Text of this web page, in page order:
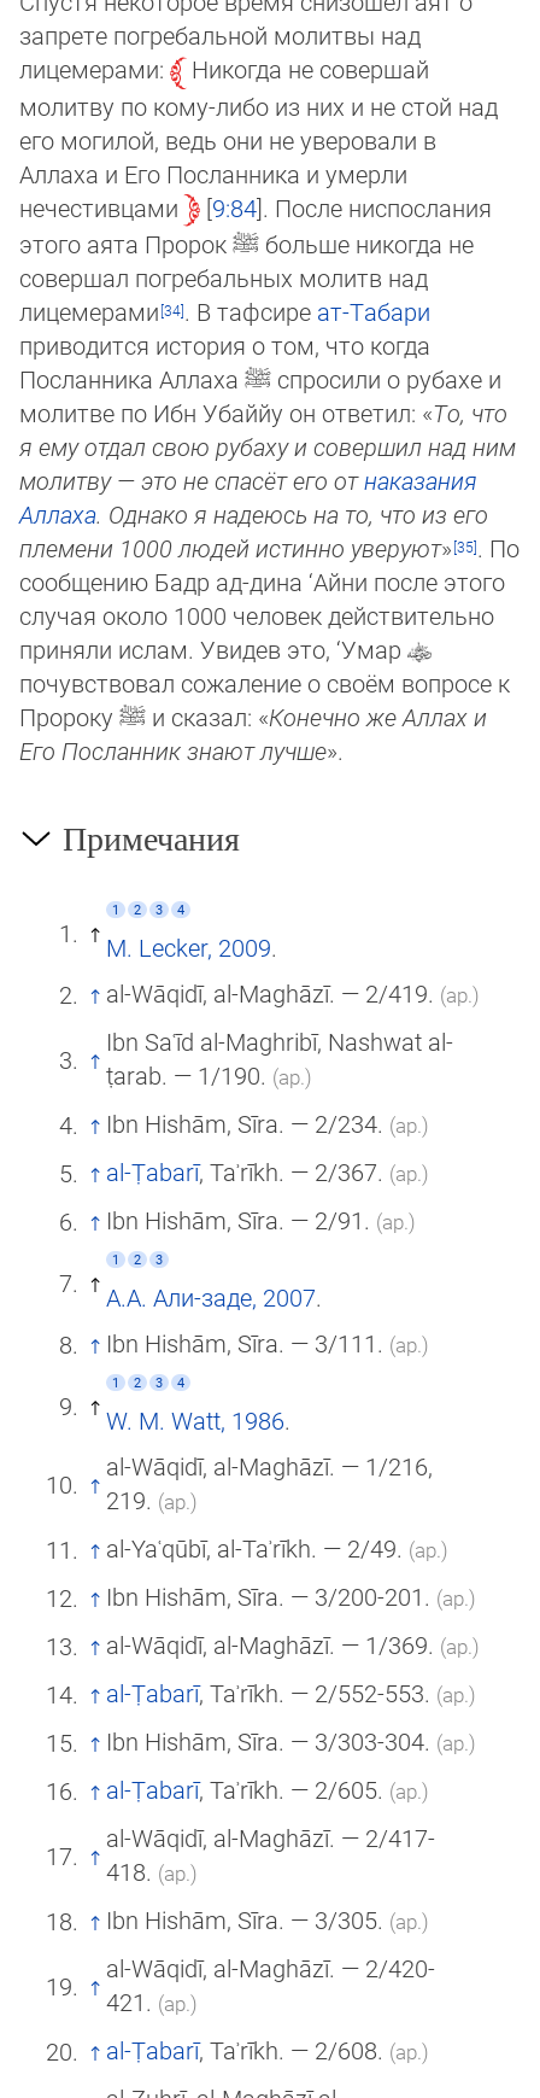
запрете погребальной молитвы над
лицемерами:
Никогда не совершай
молитву по кому-либо из них и не стой над
его могилой, ведь они не уверовали в
Аллаха и Его Посланника и умерли
нечестивцами
9:84 . После ниспослания
этого аята Пророкﷺ больше никогда не
совершал погребальных молитв над
лицемерами
. В тафсире ат-Табари
приводится история о том, что когда
Посланника Аллаха ﷺ спросили о рубахе и
молитве по Ибн Убай­йу он ответил: «То, что
я ему отдал свою рубаху и совершил над ним
молитву — это не спасёт его отнаказания
Аллаха. Одна­ко я надеюсь на то, что из его
племени 1000 людей истинно уверуют»
. По
сообщению Бадр ад-дина ‘Айни после этого
случая около 1000 человек действительно
приняли ислам. Увидев это, ‘Умар
почувствовал сожаление о своём вопросе к
Про­ро­ку ﷺ и сказал: «Конечно же Аллах и
Его Посланник знают лучше».
Примечания
1 2 3 4
M. Lecker, 2009.
al-Wāqidī, al-Maghāzī. — 2/419. (ар.)
Ibn Saʿīd al-Maghribī, Nashwat al-
ṭarab. — 1/190. (ар.)
Ibn Hishām, Sīra. — 2/234. (ар.)
al-Ṭabarī, Taʾrīkh. — 2/367. (ар.)
Ibn Hishām, Sīra. — 2/91. (ар.)
1 2 3
А.А. Али-заде, 2007.
Ibn Hishām, Sīra. — 3/111. (ар.)
1 2 3 4
W. M. Watt, 1986.
al-Wāqidī, al-Maghāzī. — 1/216,
219. (ар.)
al-Yaʿqūbī, al-Taʾrīkh. — 2/49. (ар.)
Ibn Hishām, Sīra. — 3/200-201. (ар.)
al-Wāqidī, al-Maghāzī. — 1/369. (ар.)
al-Ṭabarī, Taʾrīkh. — 2/552-553. (ар.)
Ibn Hishām, Sīra. — 3/303-304. (ар.)
al-Ṭabarī, Taʾrīkh. — 2/605. (ар.)
al-Wāqidī, al-Maghāzī. — 2/417-
418. (ар.)
Ibn Hishām, Sīra. — 3/305. (ар.)
al-Wāqidī, al-Maghāzī. — 2/420-
421. (ар.)
al-Ṭabarī, Taʾrīkh. — 2/608. (ар.)